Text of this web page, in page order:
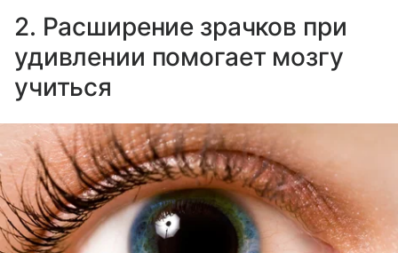
2. Расширение зрачков при
удивлении помогает мозгу
учиться